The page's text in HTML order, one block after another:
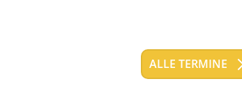
ALLE TERMINE